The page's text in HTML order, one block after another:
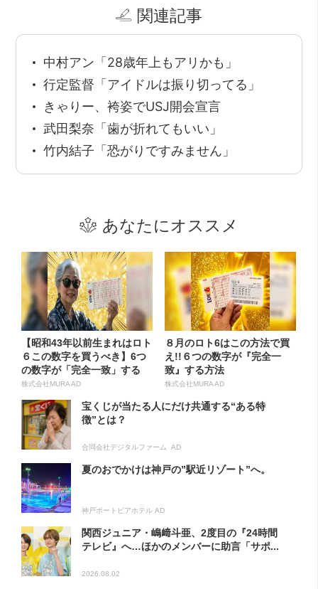
関連記事
中村アン「28歳年上もアリかも」
行定監督「アイドルは振り切ってる」
きゃりー、袴姿でUSJ開会宣言
武田梨奈「歯が折れてもいい」
竹内結子「恐がりですみません」
あなたにオススメ
【昭和43年以前生まれはロト
６この数字を買うべき】6つ
の数字が「完全一致」する
方...
株式会社MURA AD
８月のロト6はこの方法で買
え!!６つの数字が『完全一
致』する方法
株式会社MURA AD
宝くじが当たる人にだけ共通する“ある特
徴”とは？
合同会社デジタルファーム AD
夏のおでかけは神戸の”駅近リゾート”へ。
神戸ポートピアホテル AD
関西ジュニア・嶋﨑斗亜、2度目の『24時間
テレビ』へ…ほかのメンバーに助言「サポ...
2026.08.02